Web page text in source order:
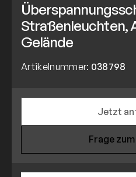
Straßenleuchten,
Gelände
Artikelnummer: 038798
Jetzt
Frage